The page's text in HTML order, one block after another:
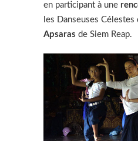
en participant à une
les Danseuses Célestes
Apsaras de Siem Reap.